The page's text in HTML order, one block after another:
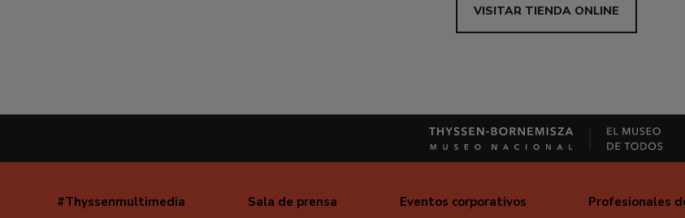
VISITAR TIENDA ONLINE
Navegación
#Thyssenmultimedia Sala de prensa Eventos corporativos Profesionales